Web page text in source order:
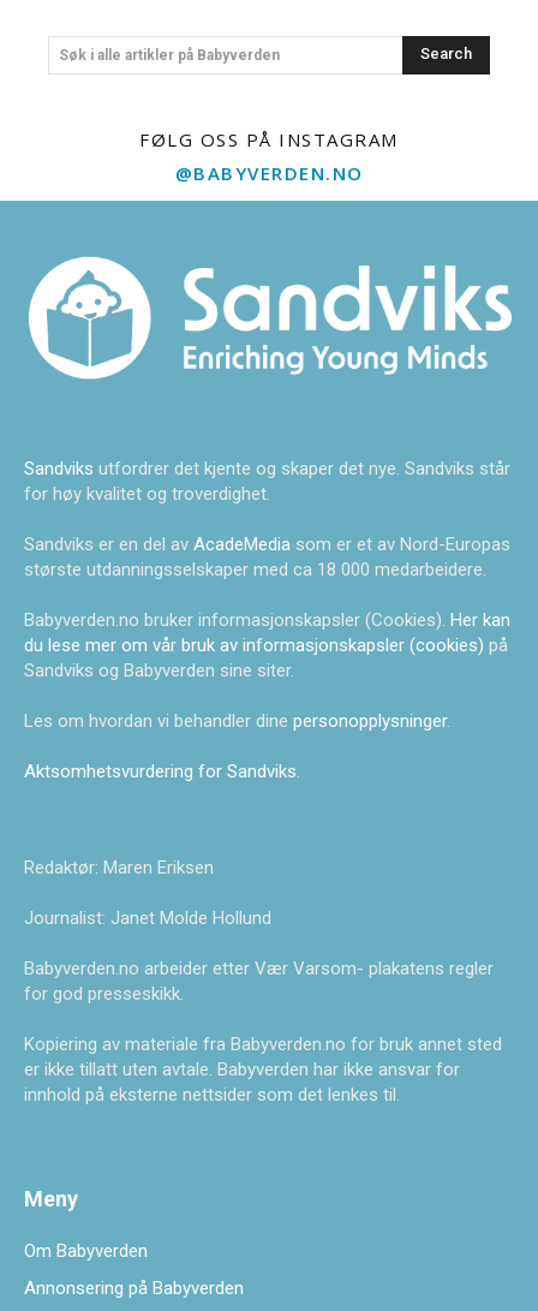
Søk i alle artikler på Babyverden Search
FØLG OSS PÅ INSTAGRAM
@BABYVERDEN.NO
Sandviks utfordrer det kjente og skaper det nye. Sandviks står
for høy kvalitet og troverdighet.
Sandviks er en del av AcadeMedia som er et av Nord-Europas
største utdanningsselskaper med ca 18 000 medarbeidere.
Babyverden.no bruker informasjonskapsler (Cookies). Her kan
du lese mer om vår bruk av informasjonskapsler (cookies) på
Sandviks og Babyverden sine siter.
Les om hvordan vi behandler dine personopplysninger.
Aktsomhetsvurdering for Sandviks.
Redaktør: Maren Eriksen
Journalist: Janet Molde Hollund
Babyverden.no arbeider etter Vær Varsom- plakatens regler
for god presseskikk.
Kopiering av materiale fra Babyverden.no for bruk annet sted
er ikke tillatt uten avtale. Babyverden har ikke ansvar for
innhold på eksterne nettsider som det lenkes til.
Meny
Om Babyverden
Annonsering på Babyverden